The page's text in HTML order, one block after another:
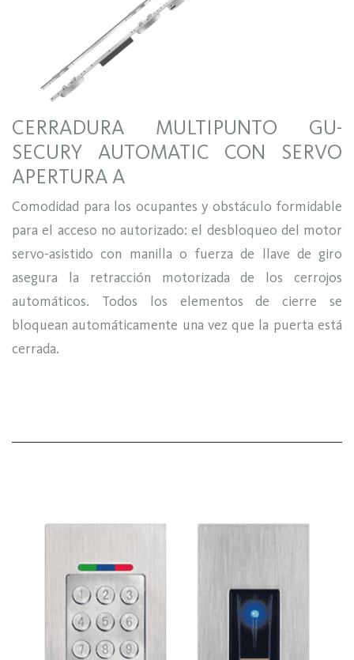
CERRADURA MULTIPUNTO GU-
SECURY AUTOMATIC CON SERVO
APERTURA A
Comodidad para los ocupantes y obstáculo formidable
para el acceso no autorizado: el desbloqueo del motor
servo-asistido con manilla o fuerza de llave de giro
asegura la retracción motorizada de los cerrojos
automáticos. Todos los elementos de cierre se
bloquean automáticamente una vez que la puerta está
cerrada.